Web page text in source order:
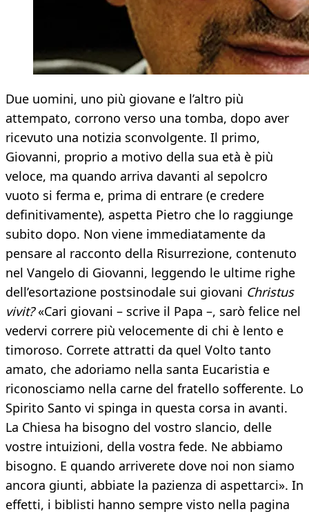
Due uomini, uno più giovane e l’altro più
attempato, corrono verso una tomba, dopo aver
ricevuto una notizia sconvolgente. Il primo,
Giovanni, proprio a motivo della sua età è più
veloce, ma quando arriva davanti al sepolcro
vuoto si ferma e, prima di entrare (e credere
definitivamente), aspetta Pietro che lo raggiunge
subito dopo. Non viene immediatamente da
pensare al racconto della Risurrezione, contenuto
nel Vangelo di Giovanni, leggendo le ultime righe
dell’esortazione postsinodale sui giovani Christus
vivit?«Cari giovani – scrive il Papa –, sarò felice nel
vedervi correre più velocemente di chi è lento e
timoroso. Correte attratti da quel Volto tanto
amato, che adoriamo nella santa Eucaristia e
riconosciamo nella carne del fratello sofferente. Lo
Spirito Santo vi spinga in questa corsa in avanti.
La Chiesa ha bisogno del vostro slancio, delle
vostre intuizioni, della vostra fede. Ne abbiamo
bisogno. E quando arriverete dove noi non siamo
ancora giunti, abbiate la pazienza di aspettarci». In
effetti, i biblisti hanno sempre visto nella pagina